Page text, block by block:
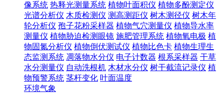
像系统 热释光测量系统 植物叶面积仪 植物多酚测定仪
光谱分析仪 木质检测仪 测高测距仪 树木测径仪 树木年
轮分析仪 孢子花粉采样器 植物气穴测量仪 植物导水率
测量仪 植物胁迫检测眼镜 施肥管理系统 植物氧电极 植
物固氮分析仪 植物倒伏测试仪 植物比色卡 植物生理生
态监测系统 凋落物水分仪 电子计数器 根系采样器 干草
水分测量仪 自动洗根机 木材水分仪 树干截流记录仪 植
物预警系统 茎杆变化 叶面温度
环境气象